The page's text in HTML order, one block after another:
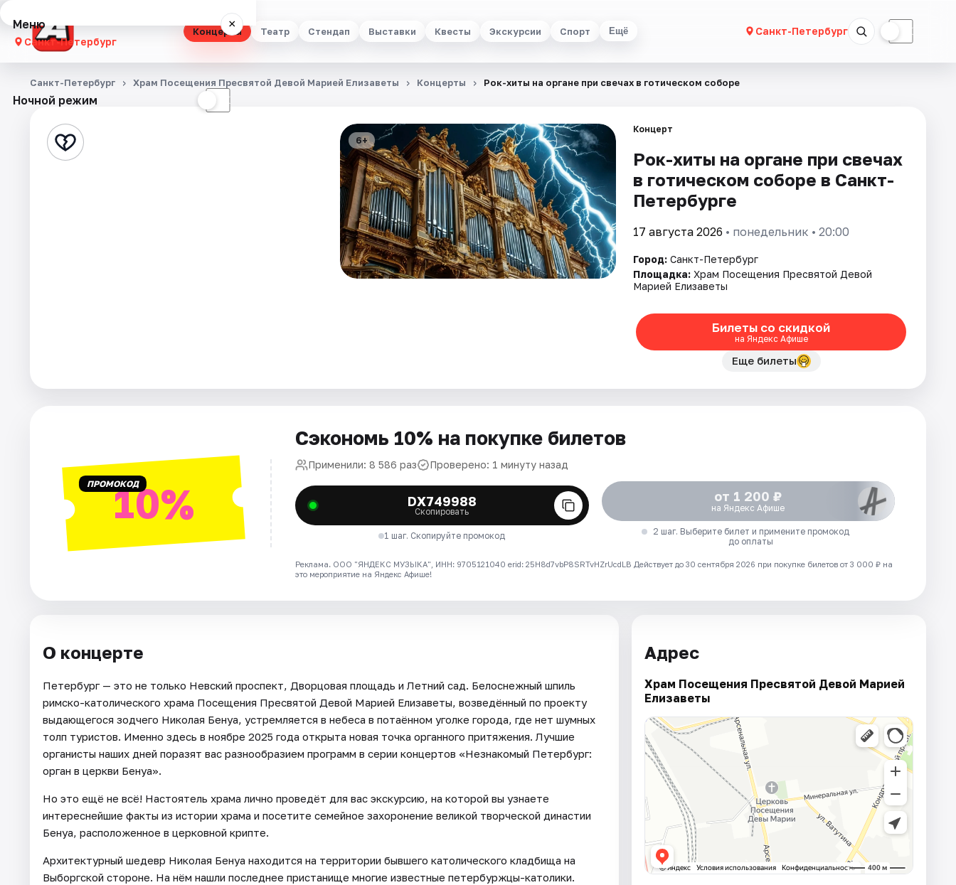
Концерты Театр Стендап Выставки Квесты Экскурсии Спорт Ещё Санкт-Петербург ☾
Меню ×
Санкт-Петербург
Концерты
Стендап
Площадки
Ночной режим ☾
Санкт-Петербург Храм Посещения Пресвятой Девой Марией Елизаветы Концерты Рок-хиты на органе при свечах в готическом соборе
6+
Концерт
Рок-хиты на органе при свечах
в готическом соборе в Санкт-
Петербурге
17 августа 2026 • понедельник • 20:00
Город: Санкт-Петербург
Площадка: Храм Посещения Пресвятой Девой
Марией Елизаветы
Билеты со скидкой
на Яндекс Афише
Еще билеты
ПРОМОКОД10%
Сэкономь 10% на покупке билетов
Применили: 8 586 раз Проверено: 1 минуту назад
DX749988
Скопировать
1 шаг. Скопируйте промокод
от 1 200 ₽
на Яндекс Афише
2 шаг. Выберите билет и примените промокод
до оплаты
Реклама. ООО "ЯНДЕКС МУЗЫКА", ИНН: 9705121040 erid: 25H8d7vbP8SRTvHZrUcdLB Действует до 30 сентября 2026 при покупке билетов от 3 000 ₽ на
это мероприятие на Яндекс Афише!
О концерте
Петербург — это не только Невский проспект, Дворцовая площадь и Летний сад. Белоснежный шпиль
римско-католического храма Посещения Пресвятой Девой Марией Елизаветы, возведённый по проекту
выдающегося зодчего Николая Бенуа, устремляется в небеса в потаённом уголке города, где нет шумных
толп туристов. Именно здесь в ноябре 2025 года открыта новая точка органного притяжения. Лучшие
органисты наших дней поразят вас разнообразием программ в серии концертов «Незнакомый Петербург:
орган в церкви Бенуа».
Но это ещё не всё! Настоятель храма лично проведёт для вас экскурсию, на которой вы узнаете
интереснейшие факты из истории храма и посетите семейное захоронение великой творческой династии
Бенуа, расположенное в церковной крипте.
Архитектурный шедевр Николая Бенуа находится на территории бывшего католического кладбища на
Выборгской стороне. На нём нашли последнее пристанище многие известные петербуржцы-католики.
Адрес
Храм Посещения Пресвятой Девой Марией
Елизаветы